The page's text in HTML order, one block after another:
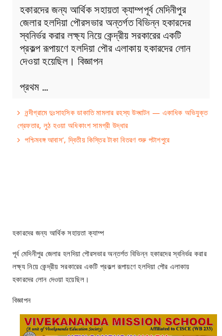
হকারদের জন্য আর্থিক সহায়তা ক্যাম্পপূর্ব মেদিনীপুর
জেলার হলদিয়া পৌরসভার অন্তর্গত বিভিন্ন হকারদের
স্বনির্ভর করার লক্ষ্য নিয়ে কেন্দ্রীয় সরকারের একটি
প্রকল্প রূপায়ণে হলদিয়া পৌর এলাকায় হকারদের লোন
দেওয়া হয়েছিল। বিজ্ঞাপন
প্রথম …
নন্দীগ্রামে দুঃসাহসিক ডাকাতি মামলার রহস্য উদ্ঘাটন — একাধিক অভিযুক্ত
গ্রেফতার, লুঠ হওয়া অধিকাংশ সামগ্রী উদ্ধার
পশ্চিমবঙ্গ আবাস’, দ্বিতীয় কিস্তির টাকা বিতরণ শুরু পটাশপুরে
হকারদের জন্য আর্থিক সহায়তা ক্যাম্প
পূর্ব মেদিনীপুর জেলার হলদিয়া পৌরসভার অন্তর্গত বিভিন্ন হকারদের স্বনির্ভর করার
লক্ষ্য নিয়ে কেন্দ্রীয় সরকারের একটি প্রকল্প রূপায়ণে হলদিয়া পৌর এলাকায়
হকারদের লোন দেওয়া হয়েছিল।
বিজ্ঞাপন